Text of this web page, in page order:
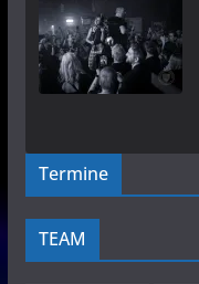
Termine
TEAM